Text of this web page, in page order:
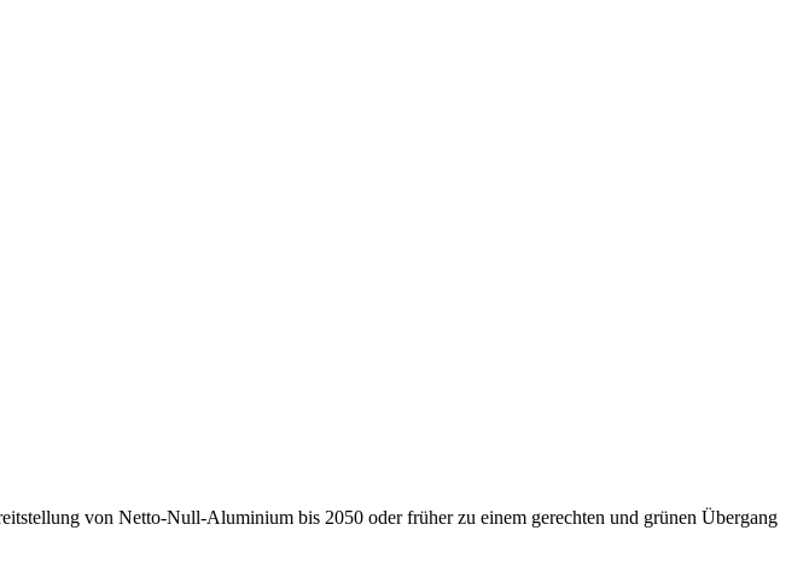
von Netto-Null-Aluminium bis 2050 oder früher zu einem gerechten und grünen Übergang